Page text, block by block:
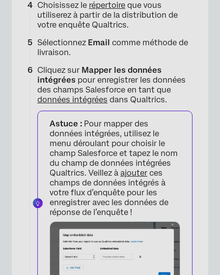
×
Choisissez le répertoire que vous
utiliserez à partir de la distribution de
votre enquête Qualtrics.
Sélectionnez Email comme méthode de
livraison.
Cliquez sur Mapper les données
intégrées pour enregistrer les données
des champs Salesforce en tant que
données intégrées dans Qualtrics.
Astuce : Pour mapper des
données intégrées, utilisez le
menu déroulant pour choisir le
champ Salesforce et tapez le nom
du champ de données intégrées
Qualtrics. Veillez à ajouter ces
champs de données intégrés à
votre flux d’enquête pour les
enregistrer avec les données de
réponse de l’enquête !